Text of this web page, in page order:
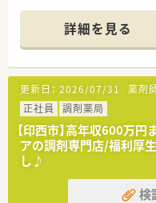
病診薬連携を強化す
療の提供を実現してい
○全店「同一の機械・
需内容が多岐にわたる
ので、スキルUPした
○長期就業＆自己研讃
ており、将来的に高年
○インターネットを使
ライン服薬指導」、今
取り込みを狙う店舗
長を続けています。
○どの店舗も、最新シ
詳細を見る
更新日： 2026/07/31 薬剤
正社員
調剤薬局
【印西市】高年収600万
アの調剤専門店/福利厚
し♪
検